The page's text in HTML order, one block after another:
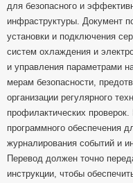
для безопасного и
инфраструктуры. Документ
установки и подключения
систем охлаждения и
и управления параметрами
мерам безопасности,
организации регулярного
профилактических
программного обеспечения
журналирования событий и
Перевод должен точно
инструкции, чтобы